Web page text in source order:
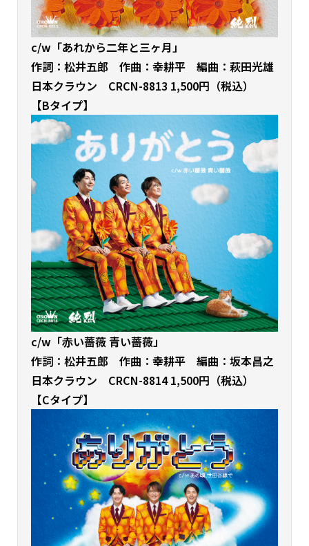
c/w「あれから二年と三ヶ月」
作詞：松井五郎 作曲：幸耕平 編曲：萩田光雄
日本クラウン CRCN-8813 1,500円（税込）
【Bタイプ】
c/w「赤い薔薇 青い薔薇」
作詞：松井五郎 作曲：幸耕平 編曲：坂本昌之
日本クラウン CRCN-8814 1,500円（税込）
【Cタイプ】